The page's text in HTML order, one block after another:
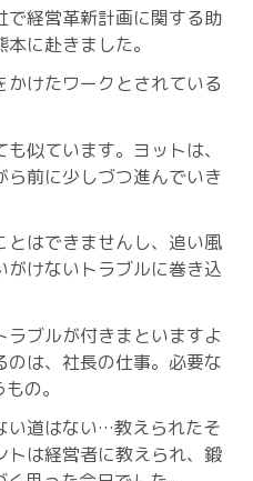
で経営革新計画に関する助
に赴きました。
けたワークとされている
似ています。ヨットは、
前に少しづつ進んでいき
とはできませんし、追い風
けないトラブルに巻き込
ブルが付きまといますよ
は、社長の仕事。必要な
の。
い道はない…教えられたそ
トは経営者に教えられ、鍛